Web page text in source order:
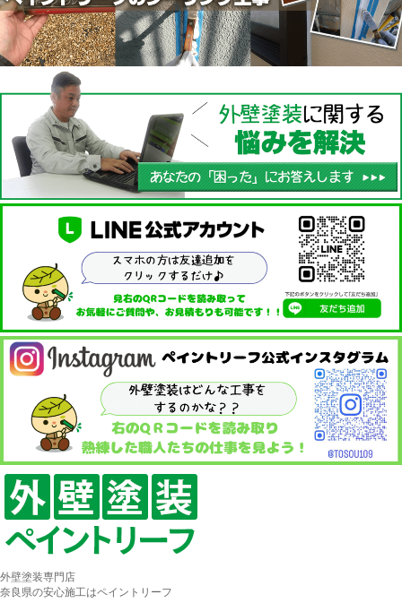
外壁塗装専門店
奈良県の安心施工はペイントリーフ